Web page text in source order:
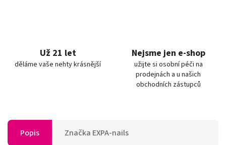
Už 21 let
děláme vaše nehty krásnější
Nejsme jen e-shop
užijte si osobní péči na
prodejnách a u našich
obchodních zástupců
Popis Značka EXPA-nails